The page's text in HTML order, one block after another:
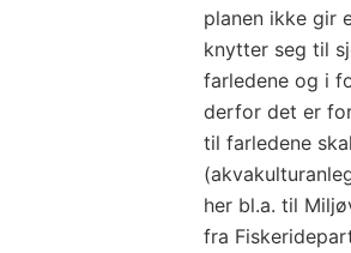
planen ikke gir
knytter seg til
farledene og i
derfor det er
til farledene
her bl.a. til
fra